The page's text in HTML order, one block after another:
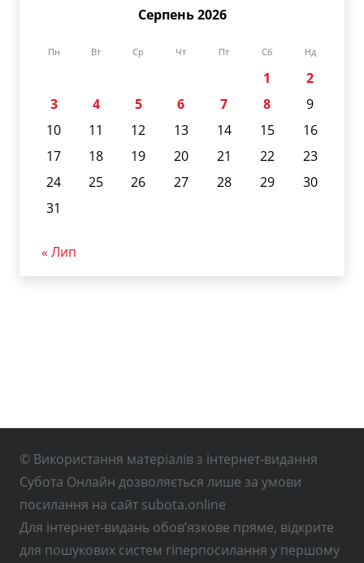
Серпень 2026
Пн Вт Ср Чт Пт Сб Нд
1
2
3
4 5 6 7 8
9
10
11 12 13 14 15
16
17
18 19 20 21 22
23
24
25 26 27 28 29
30
31
« Лип
© Використання матеріалів з інтернет-видання
Субота Онлайн дозволяється лише за умови
посилання на сайт subota.online
Для інтернет-видань обов’язкове пряме, відкрите
для пошукових систем гіперпосилання у першому